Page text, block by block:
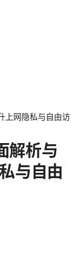
上网隐私与自由访
解析与
与自由